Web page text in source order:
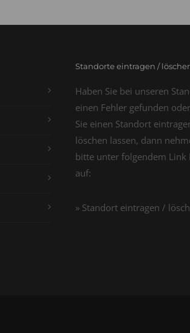
Standorte eintragen /
Haben Sie bei unseren
einen Fehler gefunden
Sie einen Standort
löschen lassen, dann
bitte unter folgendem Link
auf:
» Standort eintragen /